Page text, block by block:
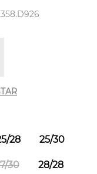
28 25/30
30 28/28